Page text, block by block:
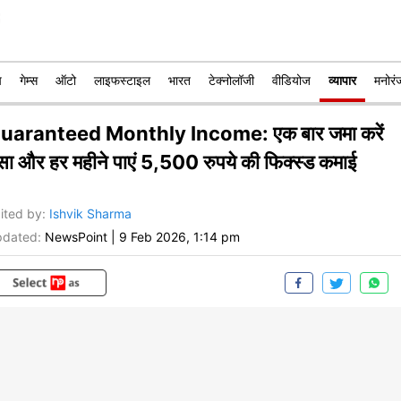
गेम्स ऑटो लाइफस्टाइल भारत टेक्नोलॉजी वीडियोज व्यापार
Monthly Income: एक बार जमा करें
और हर महीने पाएं 5,500 रुपये की फिक्स्ड कमाई
by: Ishvik Sharma
NewsPoint 9 Feb 2026, 1:14 pm